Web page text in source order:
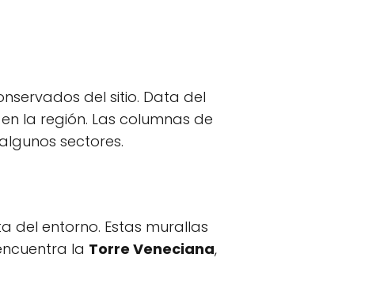
del sitio. Data del
la región. Las columnas de
sectores.
del entorno. Estas murallas
la Torre Veneciana,